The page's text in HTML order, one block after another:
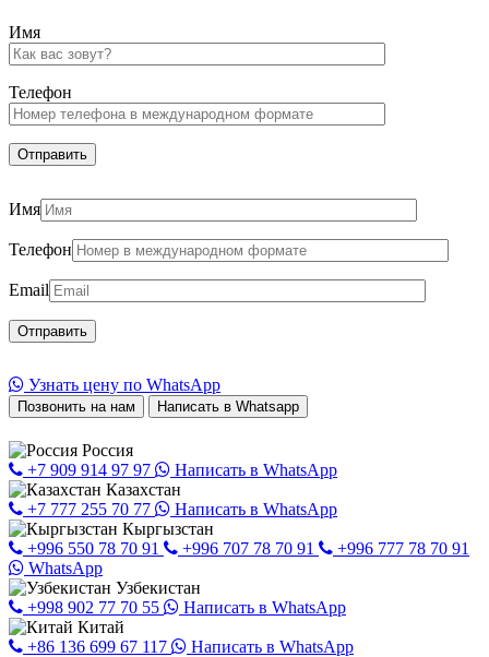
Имя
Телефон
Имя
Телефон
Email
Узнать цену по WhatsApp
Позвонить на нам Написать в Whatsapp
Россия
+7 909 914 97 97
Написать в WhatsApp
Казахстан
+7 777 255 70 77
Написать в WhatsApp
Кыргызстан
+996 550 78 70 91
+996 707 78 70 91
+996 777 78 70 91
WhatsApp
Узбекистан
+998 902 77 70 55
Написать в WhatsApp
Китай
+86 136 699 67 117
Написать в WhatsApp